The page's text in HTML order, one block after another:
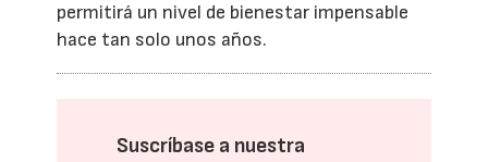
permitirá un nivel de bienestar impensable
hace tan solo unos años.
Suscríbase a nuestra